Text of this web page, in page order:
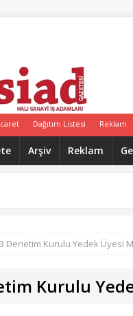
Dağıtım Listesi Reklam
Arşiv Reklam
Denetim Kurulu Yedek Üyesi
Kurulu